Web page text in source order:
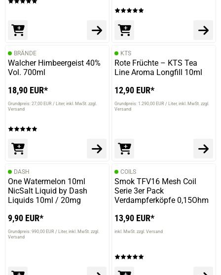
BRÄNDE
Walcher Himbeergeist 40%
Vol. 700ml
18,90 EUR*
Grundpreis: 27,00 EUR / Liter inkl. MwSt. zzgl.
Versand
KTS
Rote Früchte – KTS Tea
Line Aroma Longfill 10ml
12,90 EUR*
Grundpreis: 1.290,00 EUR / Liter inkl. MwSt. zzgl.
Versand
DASH
One Watermelon 10ml
NicSalt Liquid by Dash
Liquids 10ml / 20mg
9,90 EUR*
Grundpreis: 990,00 EUR / Liter inkl. MwSt. zzgl.
Versand
COILS
Smok TFV16 Mesh Coil
Serie 3er Pack
Verdampferköpfe 0,15Ohm
13,90 EUR*
inkl. MwSt. zzgl. Versand